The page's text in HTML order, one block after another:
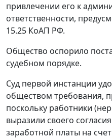
привлечении его к
ответственности,
15.25 КоАП РФ.
Общество оспорило
судебном порядке.
Суд первой инстанции
обществом требования,
поскольку работники
выразили своего
заработной платы на